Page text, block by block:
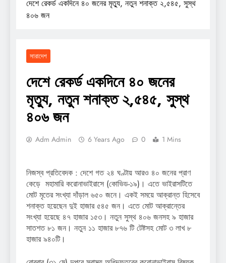
দেশে রেকর্ড একদিনে ৪০ জনের মৃত্যু, নতুন শনাক্ত ২,৫৪৫, সুস্থ
৪০৬ জন
সারাদেশ
দেশে রেকর্ড একদিনে ৪০ জনের
মৃত্যু, নতুন শনাক্ত ২,৫৪৫, সুস্থ
৪০৬ জন
Adm Admin 6 Years Ago 0 1 Mins
নিজস্ব প্রতিবেদক : দেশে গত ২৪ ঘণ্টায় আরও ৪০ জনের প্রাণ
কেড়ে মহামারি করোনাভাইরাসে (কোভিড-১৯)। এতে ভাইরাসটিতে
মোট মৃতের সংখ্যা দাঁড়াল ৬৫০ জনে। একই সময়ে আক্রান্ত হিসেবে
শনাক্ত হয়েছেন দুই হাজার ৫৪৫ জন। এতে মোট আক্রান্তের
সংখ্যা হয়েছে ৪৭ হাজার ১৫৩। নতুন সুস্থ ৪০৬ জনসহ ৯ হাজার
সাতশত ৮১ জন। নতুন ১১ হাজার ৮৭৬ টি টেষ্টসহ মোট ৩ লাখ ৮
হাজার ৯৪০টি।